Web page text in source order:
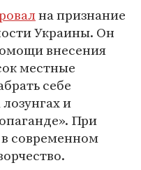
на признание
Украины. Он
внесения
местные
себе
и
При
современном